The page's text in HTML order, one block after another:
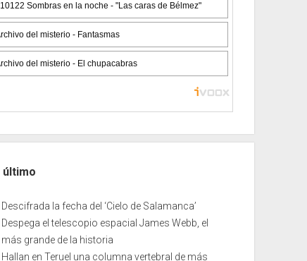
último
Descifrada la fecha del ‘Cielo de Salamanca’
Despega el telescopio espacial James Webb, el
más grande de la historia
Hallan en Teruel una columna vertebral de más